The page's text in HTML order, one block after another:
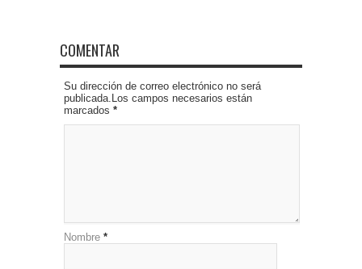
COMENTAR
Su dirección de correo electrónico no será
publicada.Los campos necesarios están
marcados *
Nombre *